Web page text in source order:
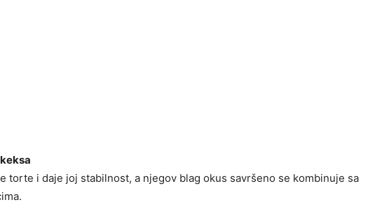
torte i daje joj stabilnost, a njegov blag okus savršeno se kombinuje sa